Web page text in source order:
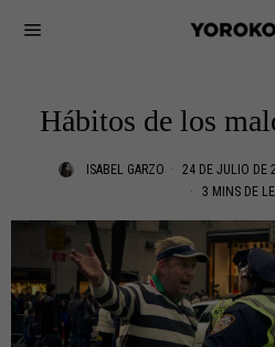
Hábitos de los
ISABEL GARZO 24 DE JULIO DE
3 MINS DE